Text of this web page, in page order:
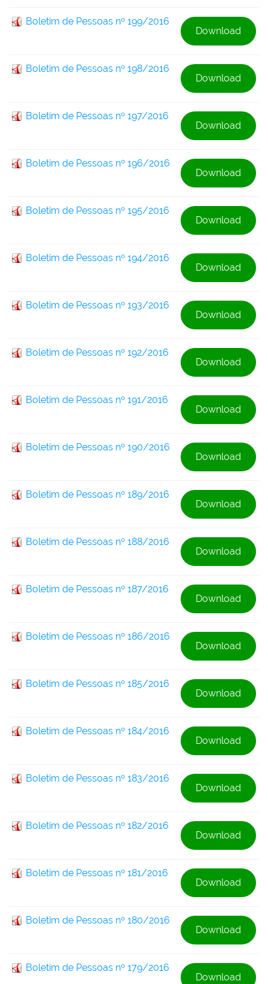
Boletim de Pessoas nº 199/2016
Download
Boletim de Pessoas nº 198/2016
Download
Boletim de Pessoas nº 197/2016
Download
Boletim de Pessoas nº 196/2016
Download
Boletim de Pessoas nº 195/2016
Download
Boletim de Pessoas nº 194/2016
Download
Boletim de Pessoas nº 193/2016
Download
Boletim de Pessoas nº 192/2016
Download
Boletim de Pessoas nº 191/2016
Download
Boletim de Pessoas nº 190/2016
Download
Boletim de Pessoas nº 189/2016
Download
Boletim de Pessoas nº 188/2016
Download
Boletim de Pessoas nº 187/2016
Download
Boletim de Pessoas nº 186/2016
Download
Boletim de Pessoas nº 185/2016
Download
Boletim de Pessoas nº 184/2016
Download
Boletim de Pessoas nº 183/2016
Download
Boletim de Pessoas nº 182/2016
Download
Boletim de Pessoas nº 181/2016
Download
Boletim de Pessoas nº 180/2016
Download
Boletim de Pessoas nº 179/2016
Download